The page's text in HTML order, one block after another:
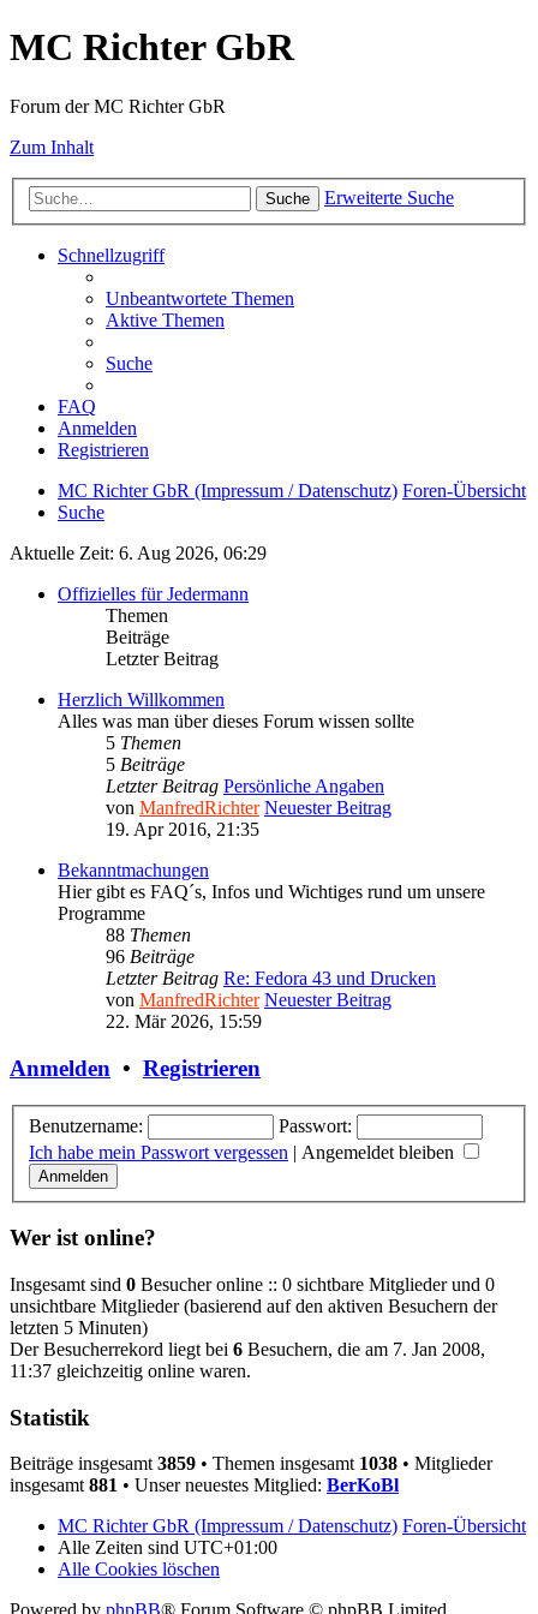
MC Richter GbR
Forum der MC Richter GbR
Zum Inhalt
Suche Erweiterte Suche
Schnellzugriff
Unbeantwortete Themen
Aktive Themen
Suche
FAQ
Anmelden
Registrieren
MC Richter GbR (Impressum / Datenschutz) Foren-Übersicht
Suche
Aktuelle Zeit: 6. Aug 2026, 06:29
Offizielles für Jedermann
Themen
Beiträge
Letzter Beitrag
Herzlich Willkommen
Alles was man über dieses Forum wissen sollte
5 Themen
5 Beiträge
Letzter Beitrag Persönliche Angaben
von ManfredRichter Neuester Beitrag
19. Apr 2016, 21:35
Bekanntmachungen
Hier gibt es FAQ´s, Infos und Wichtiges rund um unsere
Programme
88 Themen
96 Beiträge
Letzter Beitrag Re: Fedora 43 und Drucken
von ManfredRichter Neuester Beitrag
22. Mär 2026, 15:59
Anmelden • Registrieren
Benutzername:
Passwort:
Ich habe mein Passwort vergessen | Angemeldet bleiben
Wer ist online?
Insgesamt sind 0 Besucher online :: 0 sichtbare Mitglieder und 0
unsichtbare Mitglieder (basierend auf den aktiven Besuchern der
letzten 5 Minuten)
Der Besucherrekord liegt bei 6 Besuchern, die am 7. Jan 2008,
11:37 gleichzeitig online waren.
Statistik
Beiträge insgesamt 3859 • Themen insgesamt 1038 • Mitglieder
insgesamt 881 • Unser neuestes Mitglied: BerKoBl
MC Richter GbR (Impressum / Datenschutz) Foren-Übersicht
Alle Zeiten sind UTC+01:00
Alle Cookies löschen